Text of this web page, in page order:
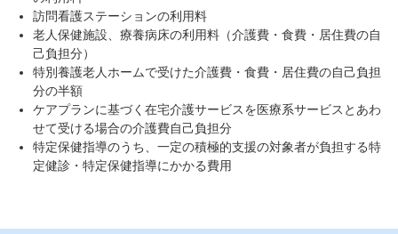
訪問看護ステーションの利用料
老人保健施設、療養病床の利用料（介護費・食費・居住費の自
己負担分）
特別養護老人ホームで受けた介護費・食費・居住費の自己負担
分の半額
ケアプランに基づく在宅介護サービスを医療系サービスとあわ
せて受ける場合の介護費自己負担分
特定保健指導のうち、一定の積極的支援の対象者が負担する特
定健診・特定保健指導にかかる費用